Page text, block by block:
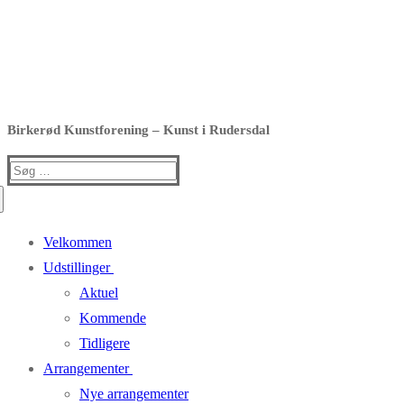
Birkerød Kunstforening – Kunst i Rudersdal
Søg
Velkommen
Udstillinger
Aktuel
Kommende
Tidligere
Arrangementer
Nye arrangementer